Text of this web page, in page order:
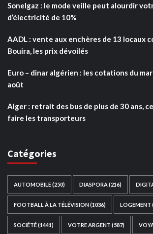
Sonelgaz : le mode veille peut alourdir
d’électricité de 10%
AADL : vente aux enchères de 13 locaux
Bouira, les prix dévoilés
Euro – dinar algérien : les cotations du
août
Alger : retrait des bus de plus de 30 ans,
faire les transporteurs
Catégories
AUTOMOBILE(250) DIASPORA (216)
FOOTBALL À LA TÉLÉVISION(1036) LOGEMENT
SOCIÉTÉ(1441) VOTRE ARGENT (587)